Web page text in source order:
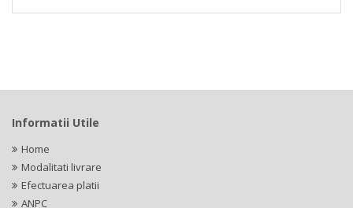
Informatii Utile
Home
Modalitati livrare
Efectuarea platii
ANPC